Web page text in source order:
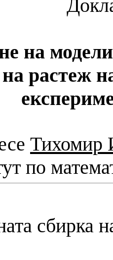
на
растеж
Тихомир
по
сбирка